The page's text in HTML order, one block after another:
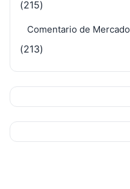
(215)
Comentario de Mercado
(213)